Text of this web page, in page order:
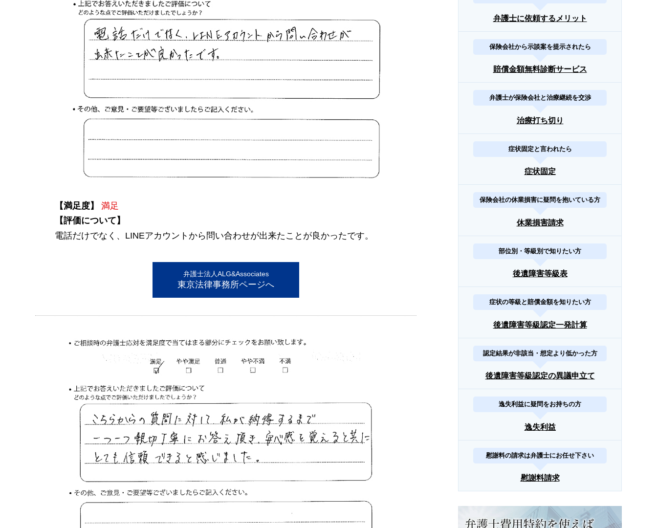
【満足度】
満足
【評価について】
電話だけでなく、LINEアカウントから問い合わせが出来たことが良かったです。
弁護士法人ALG&Associates
東京法律事務所ページへ
弁護士に依頼するメリット
保険会社から示談案を提示されたら
賠償金額無料診断サービス
弁護士が保険会社と治療継続を交渉
治療打ち切り
症状固定と言われたら
症状固定
保険会社の休業損害に疑問を抱いている方
休業損害請求
部位別・等級別で知りたい方
後遺障害等級表
症状の等級と賠償金額を知りたい方
後遺障害等級認定一発計算
認定結果が非該当・想定より低かった方
後遺障害等級認定の異議申立て
逸失利益に疑問をお持ちの方
逸失利益
慰謝料の請求は弁護士にお任せ下さい
慰謝料請求